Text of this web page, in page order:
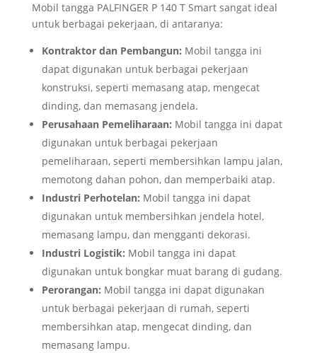
Mobil tangga PALFINGER P 140 T Smart sangat ideal
untuk berbagai pekerjaan, di antaranya:
Kontraktor dan Pembangun: Mobil tangga ini
dapat digunakan untuk berbagai pekerjaan
konstruksi, seperti memasang atap, mengecat
dinding, dan memasang jendela.
Perusahaan Pemeliharaan: Mobil tangga ini dapat
digunakan untuk berbagai pekerjaan
pemeliharaan, seperti membersihkan lampu jalan,
memotong dahan pohon, dan memperbaiki atap.
Industri Perhotelan: Mobil tangga ini dapat
digunakan untuk membersihkan jendela hotel,
memasang lampu, dan mengganti dekorasi.
Industri Logistik: Mobil tangga ini dapat
digunakan untuk bongkar muat barang di gudang.
Perorangan: Mobil tangga ini dapat digunakan
untuk berbagai pekerjaan di rumah, seperti
membersihkan atap, mengecat dinding, dan
memasang lampu.